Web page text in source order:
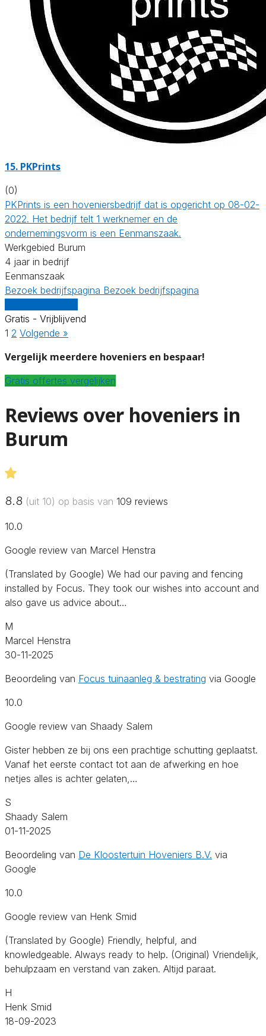
15. PKPrints
(0)
PKPrints is een hoveniersbedrijf dat is opgericht op 08-02-
2022. Het bedrijf telt 1 werknemer en de
ondernemingsvorm is een Eenmanszaak.
Werkgebied Burum
4 jaar in bedrijf
Eenmanszaak
Bezoek bedrijfspagina Bezoek bedrijfspagina
Gratis - Vrijblijvend
1 2 Volgende »
Vergelijk meerdere hoveniers en bespaar!
Gratis offertes vergelijken
Reviews over hoveniers in
Burum
8.8 (uit 10) op basis van 109 reviews
10.0
Google review van Marcel Henstra
(Translated by Google) We had our paving and fencing
installed by Focus. They took our wishes into account and
also gave us advice about…
M
Marcel Henstra
30-11-2025
Beoordeling van Focus tuinaanleg & bestrating via Google
10.0
Google review van Shaady Salem
Gister hebben ze bij ons een prachtige schutting geplaatst.
Vanaf het eerste contact tot aan de afwerking en hoe
netjes alles is achter gelaten,…
S
Shaady Salem
01-11-2025
Beoordeling van De Kloostertuin Hoveniers B.V. via
Google
10.0
Google review van Henk Smid
(Translated by Google) Friendly, helpful, and
knowledgeable. Always ready to help. (Original) Vriendelijk,
behulpzaam en verstand van zaken. Altijd paraat.
H
Henk Smid
18-09-2023